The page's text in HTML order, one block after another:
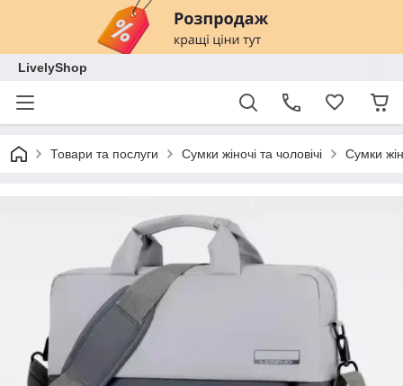
LivelyShop
Товари та послуги Сумки жіночі та чоловічі Сумки